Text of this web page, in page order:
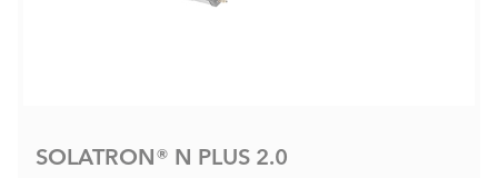
SOLATRON® N PLUS 2.0